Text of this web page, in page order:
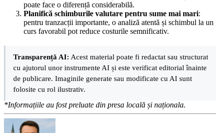
poate face o diferență considerabilă.
Planifică schimburile valutare pentru sume mai mari:
pentru tranzacții importante, o analiză atentă și schimbul la un
curs favorabil pot reduce costurile semnificativ.
Transparență AI: Acest material poate fi redactat sau structurat
cu ajutorul unor instrumente AI și este verificat editorial înainte
de publicare. Imaginile generate sau modificate cu AI sunt
folosite cu rol ilustrativ.
*Informațiile au fost preluate din presa locală și naționala.